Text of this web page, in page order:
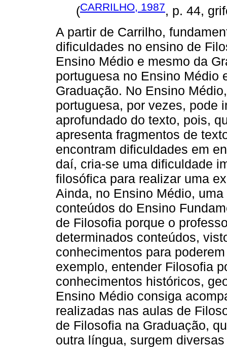
(CARRILHO, 1987, p. 44,
A partir de Carrilho,
dificuldades no ensino de
Ensino Médio e mesmo da
portuguesa no Ensino Médio
Graduação. No Ensino
portuguesa, por vezes, pode
aprofundado do texto, pois,
apresenta fragmentos de
encontram dificuldades em
daí, cria-se uma dificuldade
filosófica para realizar uma
Ainda, no Ensino Médio,
conteúdos do Ensino
de Filosofia porque o
determinados conteúdos,
conhecimentos para
exemplo, entender Filosofia
conhecimentos históricos,
Ensino Médio consiga
realizadas nas aulas de
de Filosofia na Graduação,
outra língua, surgem